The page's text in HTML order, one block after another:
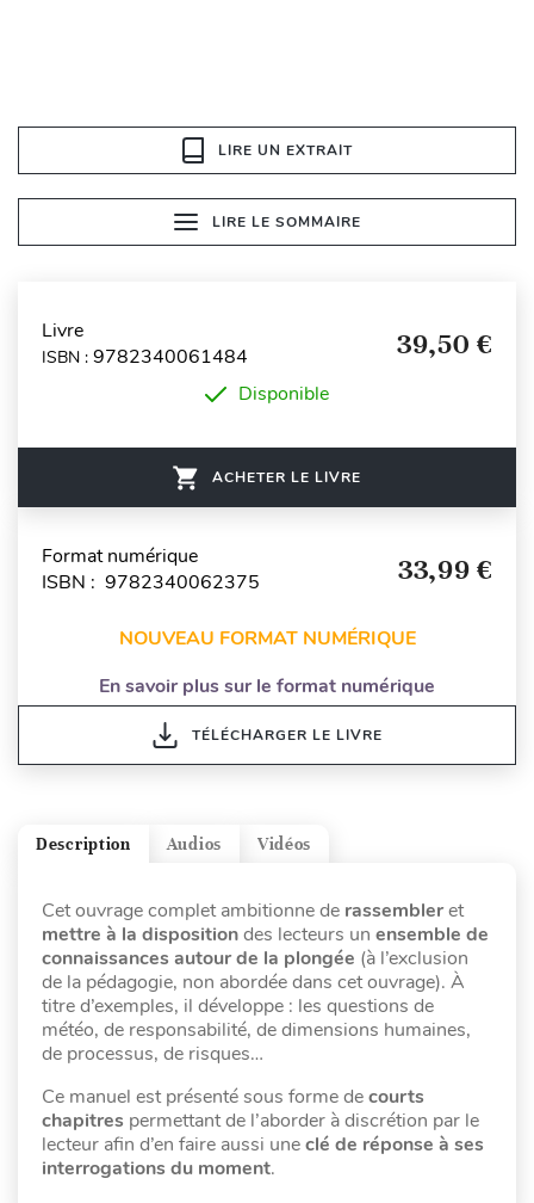
LIRE UN EXTRAIT
LIRE LE SOMMAIRE
Livre
ISBN : 9782340061484 39,50 €
Disponible
ACHETER LE LIVRE
Format numérique
ISBN : 9782340062375
33,99 €
NOUVEAU FORMAT NUMÉRIQUE
En savoir plus sur le format numérique
TÉLÉCHARGER LE LIVRE
Vidéos
Audios
Description
Cet ouvrage complet ambitionne de rassembleret
mettre à la dispositiondes lecteurs un ensemble de
connaissances autour de la plongée (à l’exclusion
de la pédagogie, non abordée dans cet ouvrage). À
titre d’exemples, il développe : les questions de
météo, de responsabilité, de dimensions humaines,
de processus, de risques…
Ce manuel est présenté sous forme decourts
chapitres permettant de l’aborder à discrétion par le
lecteur afin d’en faire aussi uneclé de réponse à ses
interrogations du moment.